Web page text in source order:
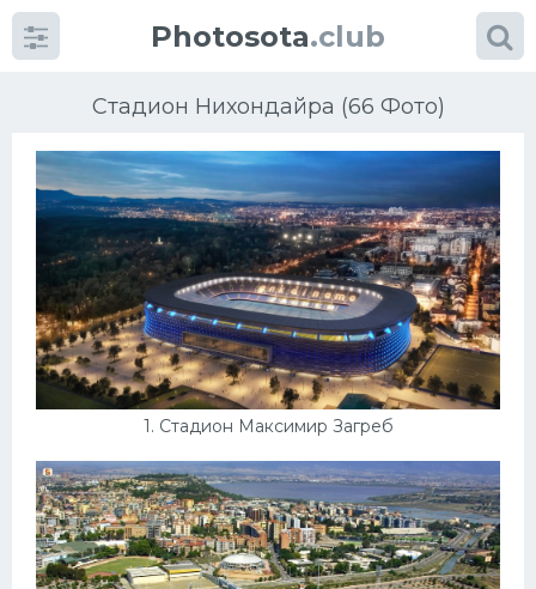
Photosota.club
Стадион Нихондайра (66 Фото)
1. Стадион Максимир Загреб
КатегорииФото
Много картинок...
Футбол
Хоккей
Велогонки
Конькобежный спорт